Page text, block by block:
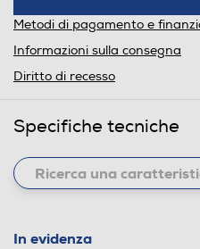
Metodi di pagamento e
Informazioni sulla consegna
Diritto di recesso
Specifiche tecniche
In evidenza